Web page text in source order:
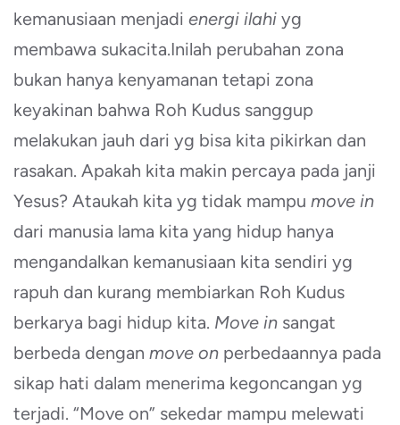
kemanusiaan menjadi energi ilahi yg
membawa sukacita.Inilah perubahan zona
bukan hanya kenyamanan tetapi zona
keyakinan bahwa Roh Kudus sanggup
melakukan jauh dari yg bisa kita pikirkan dan
rasakan. Apakah kita makin percaya pada janji
Yesus? Ataukah kita yg tidak mampu move in
dari manusia lama kita yang hidup hanya
mengandalkan kemanusiaan kita sendiri yg
rapuh dan kurang membiarkan Roh Kudus
berkarya bagi hidup kita. Move in sangat
berbeda dengan move on perbedaannya pada
sikap hati dalam menerima kegoncangan yg
terjadi. “Move on” sekedar mampu melewati